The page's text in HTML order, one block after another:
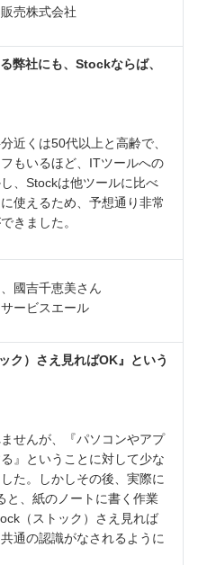
売株式会社
弊社にも、Stockならば、
近くは50代以上と高齢で、
もいるほど、ITツールへの
、Stockは他ツールに比べ
使えるため、予想通り非常
きました。
國吉千恵美さん
ービスエール
ク）さえ見ればOK』という
せんが、『パソコンやアプ
』ということに対して少な
た。しかしその後、実際に
と、紙のノートに書く作業
（ストック）さえ見れば
通の認識がなされるように